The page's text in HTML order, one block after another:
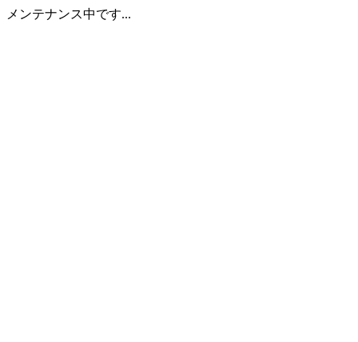
メンテナンス中です...